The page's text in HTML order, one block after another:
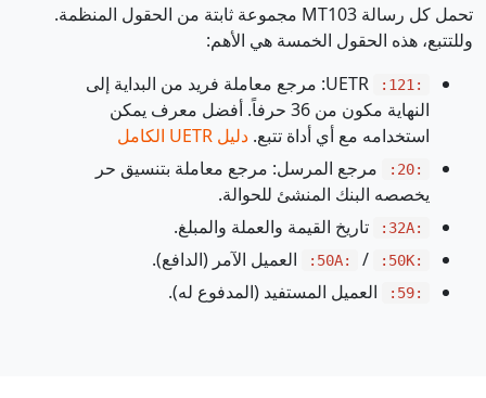
تحمل كل رسالة MT103 مجموعة ثابتة من الحقول المنظمة.
وللتتبع، هذه الحقول الخمسة هي الأهم:
:121:
UETR: مرجع معاملة فريد من البداية إلى
النهاية مكون من 36 حرفاً. أفضل معرف يمكن
استخدامه مع أي أداة تتبع. دليل UETR الكامل
:20:
مرجع المرسل: مرجع معاملة بتنسيق حر
يخصصه البنك المنشئ للحوالة.
:32A: تاريخ القيمة والعملة والمبلغ.
:50K:
/
:50A: العميل الآمر (الدافع).
:59: العميل المستفيد (المدفوع له).